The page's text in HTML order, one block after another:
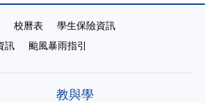
校曆表
學生保險資訊
訊
颱風暴雨指引
教與學